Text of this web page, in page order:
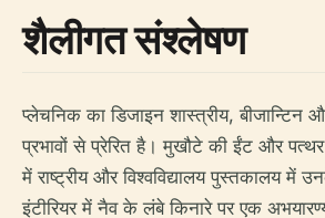
शैलीगत संश्लेषण
प्लेचनिक का डिजाइन शास्त्रीय, बीजान्टिन
प्रभावों से प्रेरित है। मुखौटे की ईंट और
में राष्ट्रीय और विश्वविद्यालय पुस्तकालय में
इंटीरियर में नैव के लंबे किनारे पर एक